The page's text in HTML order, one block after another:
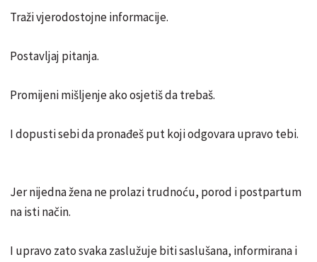
Traži vjerodostojne informacije.
Postavljaj pitanja.
Promijeni mišljenje ako osjetiš da trebaš.
I dopusti sebi da pronađeš put koji odgovara upravo tebi.
Jer nijedna žena ne prolazi trudnoću, porod i postpartum
na isti način.
I upravo zato svaka zaslužuje biti saslušana, informirana i